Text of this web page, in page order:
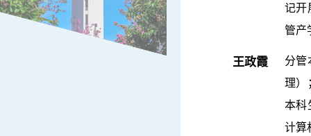
记开
管产
王政霞
分管
理）
本科
计算